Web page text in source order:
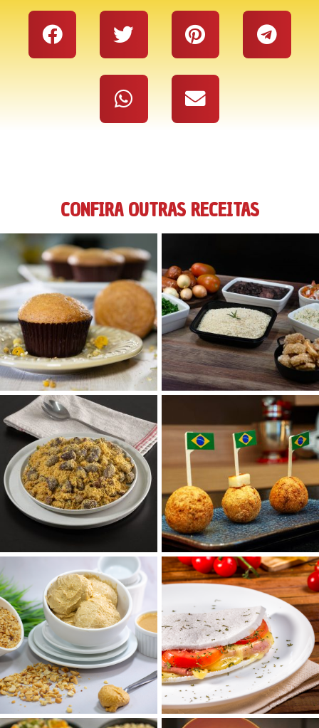
CONFIRA OUTRAS RECEITAS